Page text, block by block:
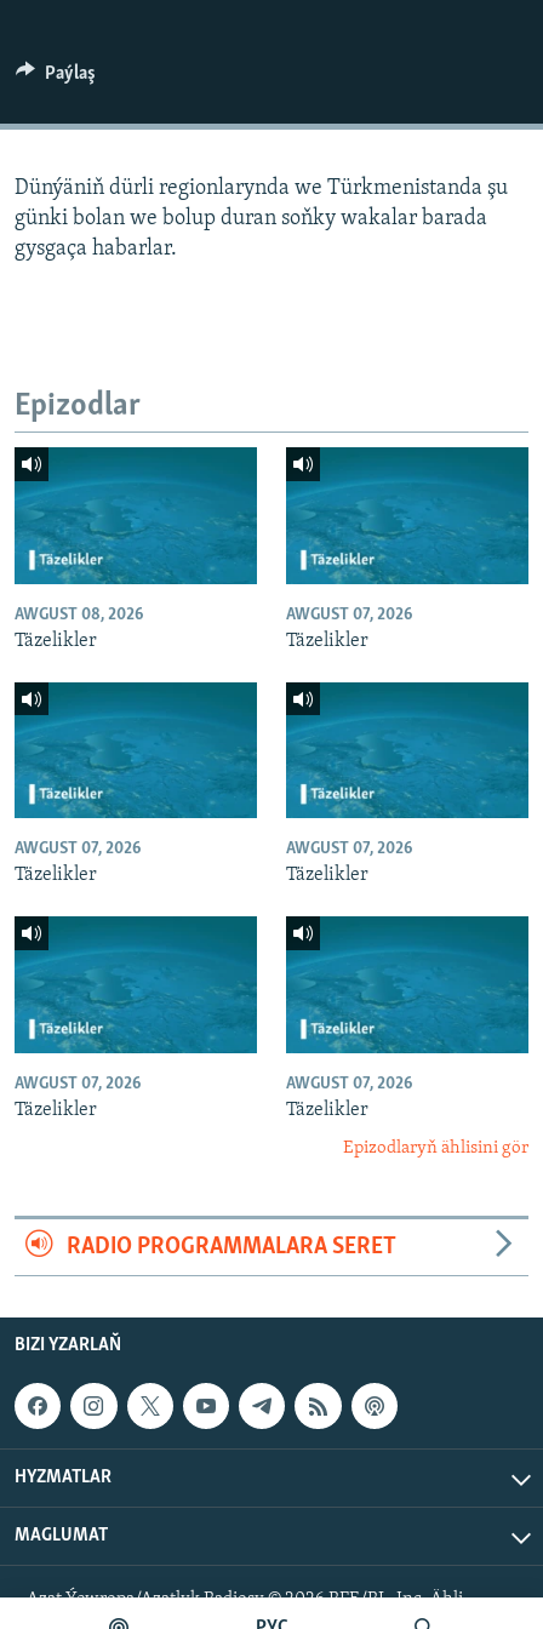
Paýlaş
Dünýäniň dürli regionlarynda we Türkmenistanda şu
günki bolan we bolup duran soňky wakalar barada
gysgaça habarlar.
Epizodlar
AWGUST 08, 2026
Täzelikler
AWGUST 07, 2026
Täzelikler
AWGUST 07, 2026
Täzelikler
AWGUST 07, 2026
Täzelikler
AWGUST 07, 2026
Täzelikler
AWGUST 07, 2026
Täzelikler
Epizodlaryň ählisini gör
RADIO PROGRAMMALARA SERET
BIZI YZARLAŇ
HYZMATLAR
MAGLUMAT
Azat Ýewropa/Azatlyk Radiosy © 2026 RFE/RL, Inc. Ähli
hukuklar goralan.